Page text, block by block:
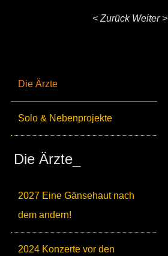
Die Ärzte
Solo & Nebenprojekte
Die Ärzte_
2027 Eine Gänsehaut nach
dem andern!
2024 Konzerte vor den
< Zurück Weiter >